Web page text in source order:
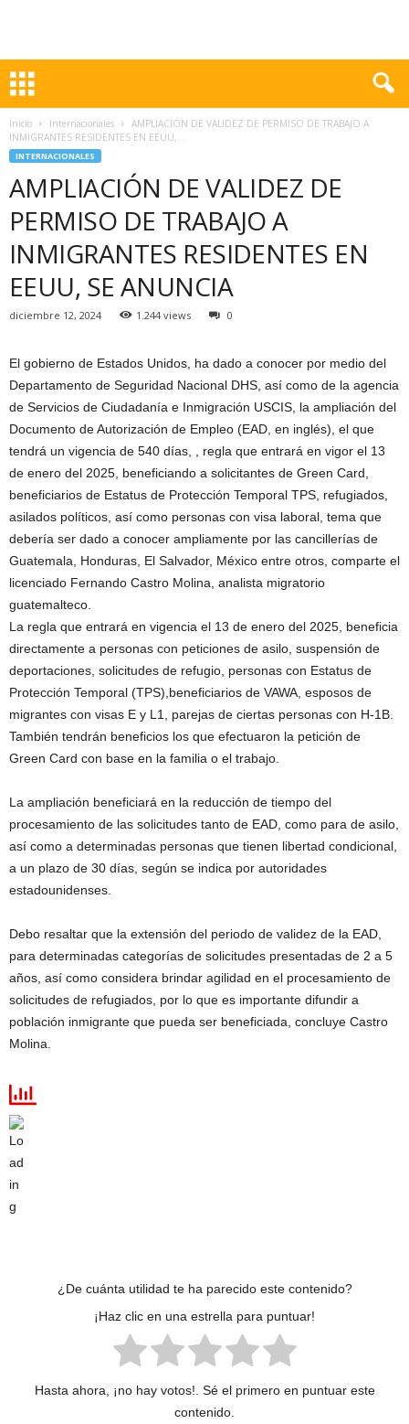
Inicio Internacionales
AMPLIACIÓN DE VALIDEZ DE PERMISO DE TRABAJO A
INMIGRANTES RESIDENTES EN EEUU,...
INTERNACIONALES
AMPLIACIÓN DE VALIDEZ DE
PERMISO DE TRABAJO A
INMIGRANTES RESIDENTES EN
EEUU, SE ANUNCIA
diciembre 12, 2024 1.244 views 0
El gobierno de Estados Unidos, ha dado a conocer por medio del
Departamento de Seguridad Nacional DHS, así como de la agencia
de Servicios de Ciudadanía e Inmigración USCIS, la ampliación del
Documento de Autorización de Empleo (EAD, en inglés), el que
tendrá un vigencia de 540 días, , regla que entrará en vigor el 13
de enero del 2025, beneficiando a solicitantes de Green Card,
beneficiarios de Estatus de Protección Temporal TPS, refugiados,
asilados políticos, así como personas con visa laboral, tema que
debería ser dado a conocer ampliamente por las cancillerías de
Guatemala, Honduras, El Salvador, México entre otros, comparte el
licenciado Fernando Castro Molina, analista migratorio
guatemalteco.
La regla que entrará en vigencia el 13 de enero del 2025, beneficia
directamente a personas con peticiones de asilo, suspensión de
deportaciones, solicitudes de refugio, personas con Estatus de
Protección Temporal (TPS),beneficiarios de VAWA, esposos de
migrantes con visas E y L1, parejas de ciertas personas con H-1B.
También tendrán beneficios los que efectuaron la petición de
Green Card con base en la familia o el trabajo.
La ampliación beneficiará en la reducción de tiempo del
procesamiento de las solicitudes tanto de EAD, como para de asilo,
así como a determinadas personas que tienen libertad condicional,
a un plazo de 30 días, según se indica por autoridades
estadounidenses.
Debo resaltar que la extensión del periodo de validez de la EAD,
para determinadas categorías de solicitudes presentadas de 2 a 5
años, así como considera brindar agilidad en el procesamiento de
solicitudes de refugiados, por lo que es importante difundir a
población inmigrante que pueda ser beneficiada, concluye Castro
Molina.
¿De cuánta utilidad te ha parecido este contenido?
¡Haz clic en una estrella para puntuar!
Hasta ahora, ¡no hay votos!. Sé el primero en puntuar este
contenido.